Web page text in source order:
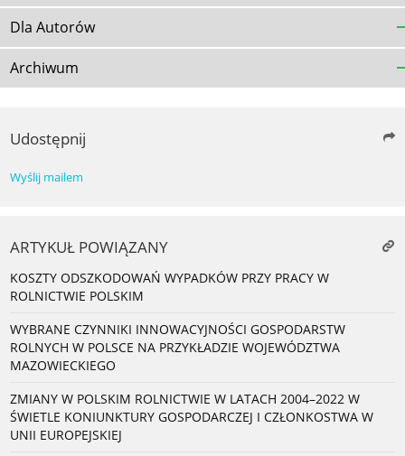
Dla Autorów
Archiwum
Udostępnij
Wyślij mailem
ARTYKUŁ POWIĄZANY
KOSZTY ODSZKODOWAŃ WYPADKÓW PRZY PRACY W
ROLNICTWIE POLSKIM
WYBRANE CZYNNIKI INNOWACYJNOŚCI GOSPODARSTW
ROLNYCH W POLSCE NA PRZYKŁADZIE WOJEWÓDZTWA
MAZOWIECKIEGO
ZMIANY W POLSKIM ROLNICTWIE W LATACH 2004–2022 W
ŚWIETLE KONIUNKTURY GOSPODARCZEJ I CZŁONKOSTWA W
UNII EUROPEJSKIEJ